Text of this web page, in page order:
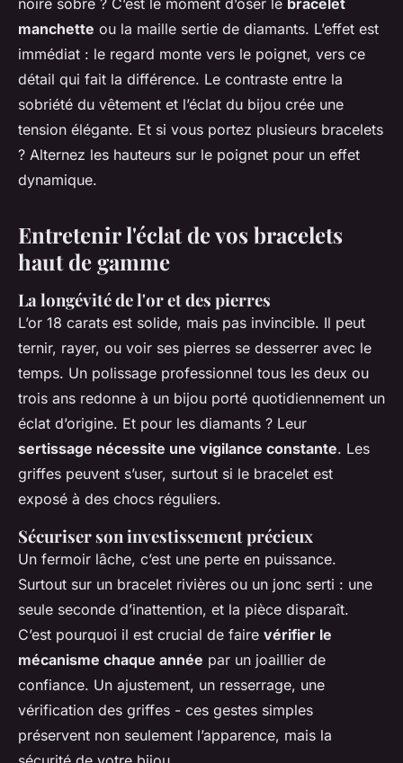
manchette ou la maille sertie de diamants. L’effet est
immédiat : le regard monte vers le poignet, vers ce
détail qui fait la différence. Le contraste entre la
sobriété du vêtement et l’éclat du bijou crée une
tension élégante. Et si vous portez plusieurs bracelets
? Alternez les hauteurs sur le poignet pour un effet
dynamique.
Entretenir l'éclat de vos bracelets
haut de gamme
La longévité de l'or et des pierres
L’or 18 carats est solide, mais pas invincible. Il peut
ternir, rayer, ou voir ses pierres se desserrer avec le
temps. Un polissage professionnel tous les deux ou
trois ans redonne à un bijou porté quotidiennement un
éclat d’origine. Et pour les diamants ? Leur
sertissage nécessite une vigilance constante. Les
griffes peuvent s’user, surtout si le bracelet est
exposé à des chocs réguliers.
Sécuriser son investissement précieux
Un fermoir lâche, c’est une perte en puissance.
Surtout sur un bracelet rivières ou un jonc serti : une
seule seconde d’inattention, et la pièce disparaît.
C’est pourquoi il est crucial de faire vérifier le
mécanisme chaque année par un joaillier de
confiance. Un ajustement, un resserrage, une
vérification des griffes - ces gestes simples
préservent non seulement l’apparence, mais la